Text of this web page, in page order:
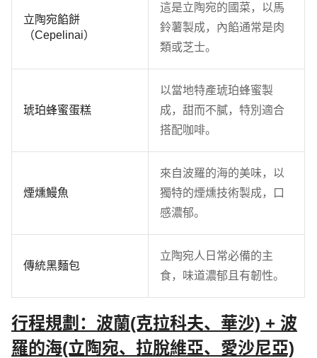
立陶宛餡餅
（Cepelinai）
這是立陶宛的國菜，以馬
鈴薯製成，內餡通常是肉
類或芝士。
琥珀蜂蜜蛋糕
以當地特產琥珀蜂蜜製
成，甜而不膩，特別適合
搭配咖啡。
煙燻鰻魚
來自波羅的海的美味，以
獨特的煙燻技術製成，口
感濃郁。
傳統黑麵包
立陶宛人日常必備的主
食，味道濃郁且有韌性。
行程規劃：波蘭(克拉科夫、華沙) + 波
羅的海(立陶宛、拉脫維亞、愛沙尼亞)